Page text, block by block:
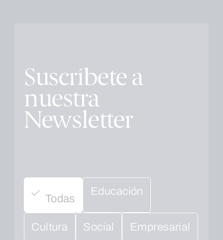
Suscríbete a
nuestra
Newsletter
Todas
Educación
Cultura Social Empresarial